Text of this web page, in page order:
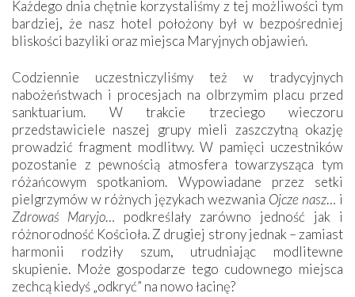
Każdego dnia chętnie korzystaliśmy z tej możliwości tym
bardziej, że nasz hotel położony był w bezpośredniej
bliskości bazyliki oraz miejsca Maryjnych objawień.
Codziennie uczestniczyliśmy też w tradycyjnych
nabożeństwach i procesjach na olbrzymim placu przed
sanktuarium. W trakcie trzeciego wieczoru
przedstawiciele naszej grupy mieli zaszczytną okazję
prowadzić fragment modlitwy. W pamięci uczestników
pozostanie z pewnością atmosfera towarzysząca tym
różańcowym spotkaniom. Wypowiadane przez setki
pielgrzymów w różnych językach wezwania Ojcze nasz… i
Zdrowaś Maryjo… podkreślały zarówno jedność jak i
różnorodność Kościoła. Z drugiej strony jednak – zamiast
harmonii rodziły szum, utrudniając modlitewne
skupienie. Może gospodarze tego cudownego miejsca
zechcą kiedyś „odkryć” na nowo łacinę?